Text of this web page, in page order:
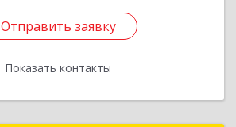
Отправить заявку
Показать контакты
Отправить заявку
Назад